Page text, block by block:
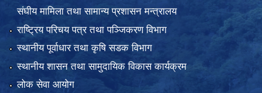
संघीय मामिला तथा सामान्य प्रशासन मन्त्रालय
राष्ट्रिय परिचय पत्र तथा पञ्जिकरण विभाग
स्थानीय पूर्वाधार तथा कृषि सडक विभाग
स्थानीय शासन तथा सामुदायिक विकास कार्यक्रम
लोक सेवा आयोग